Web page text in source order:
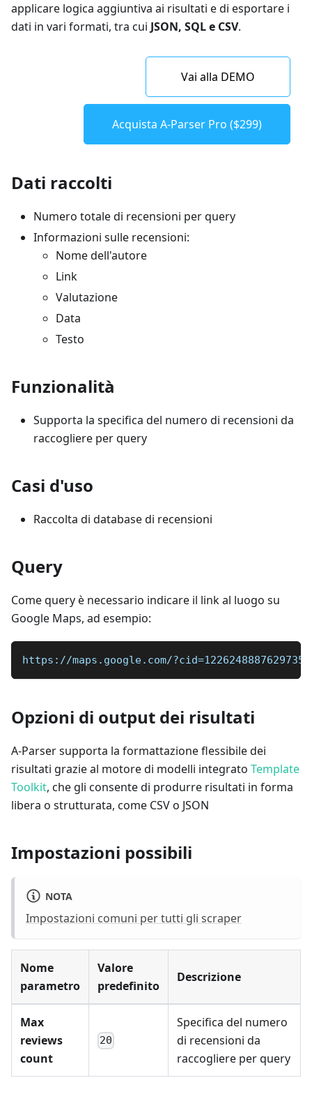
applicare logica aggiuntiva ai risultati e di esportare i
dati in vari formati, tra cui JSON, SQL e CSV.
Vai alla DEMO
Acquista A-Parser Pro ($299)
Dati raccolti
Numero totale di recensioni per query
Informazioni sulle recensioni:
Nome dell'autore
Link
Valutazione
Data
Testo
Funzionalità
Supporta la specifica del numero di recensioni da
raccogliere per query
Casi d'uso
Raccolta di database di recensioni
Query
Come query è necessario indicare il link al luogo su
Google Maps, ad esempio:
https://maps.google.com/
Opzioni di output dei risultati
A-Parser supporta la formattazione flessibile dei
risultati grazie al motore di modelli integrato Template
Toolkit, che gli consente di produrre risultati in forma
libera o strutturata, come CSV o JSON
Impostazioni possibili
NOTA
Impostazioni comuni per tutti gli scraper
Nome
parametro
Valore
predefinito
Descrizione
Max
reviews
count
20
Specifica del numero
di recensioni da
raccogliere per query